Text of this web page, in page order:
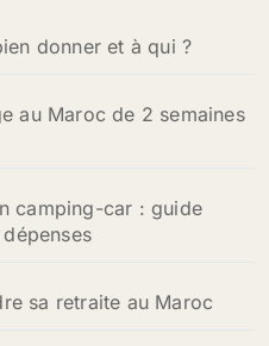
donner et à qui ?
au Maroc de 2 semaines
camping-car : guide
sa retraite au Maroc